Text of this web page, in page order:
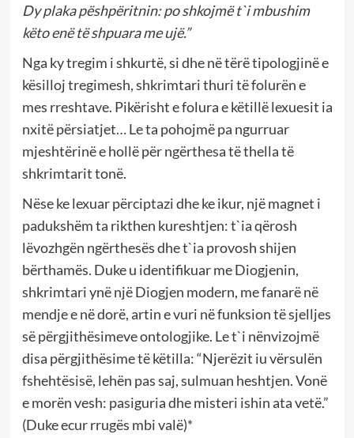
Dy plaka pëshpëritnin: po shkojmë t`i mbushim
këto enë të shpuara me ujë.”
Nga ky tregim i shkurtë, si dhe në tërë tipologjinë e
kësilloj tregimesh, shkrimtari thuri të folurën e
mes rreshtave. Pikërisht e folura e këtillë lexuesit ia
nxitë përsiatjet… Le ta pohojmë pa ngurruar
mjeshtërinë e hollë për ngërthesa të thella të
shkrimtarit tonë.
Nëse ke lexuar përciptazi dhe ke ikur, një magnet i
padukshëm ta rikthen kureshtjen: t`ia qërosh
lëvozhgën ngërthesës dhe t`ia provosh shijen
bërthamës. Duke u identifikuar me Diogjenin,
shkrimtari ynë një Diogjen modern, me fanarë në
mendje e në dorë, artin e vuri në funksion të sjelljes
së përgjithësimeve ontologjike. Le t`i nënvizojmë
disa përgjithësime të këtilla: “Njerëzit iu vërsulën
fshehtësisë, lehën pas saj, sulmuan heshtjen. Vonë
e morën vesh: pasiguria dhe misteri ishin ata vetë.”
(Duke ecur rrugës mbi valë)*